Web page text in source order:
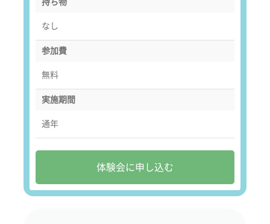
なし
参加費
無料
実施期間
通年
体験会に申し込む